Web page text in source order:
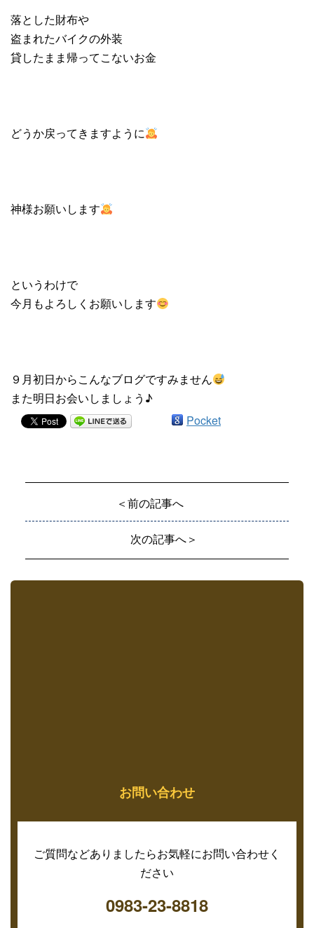
落とした財布や
盗まれたバイクの外装
貸したまま帰ってこないお金
どうか戻ってきますように
神様お願いします
というわけで
今月もよろしくお願いします
９月初日からこんなブログですみません
また明日お会いしましょう♪
Pocket
＜前の記事へ
次の記事へ＞
お問い合わせ
ご質問などありましたらお気軽にお問い合わせく
ださい
0983-23-8818